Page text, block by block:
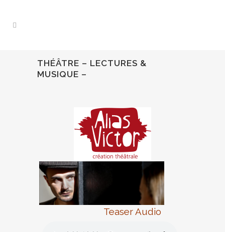
THÉÂTRE – LECTURES &
MUSIQUE –
Teaser Audio